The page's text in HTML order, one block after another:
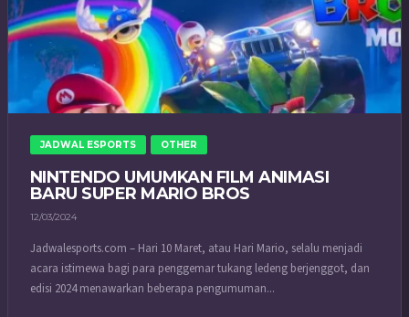
JADWAL ESPORTS OTHER
NINTENDO UMUMKAN FILM ANIMASI
BARU SUPER MARIO BROS
12/03/2024
Jadwalesports.com – Hari 10 Maret, atau Hari Mario, selalu menjadi
acara istimewa bagi para penggemar tukang ledeng berjenggot, dan
edisi 2024 menawarkan beberapa pengumuman...